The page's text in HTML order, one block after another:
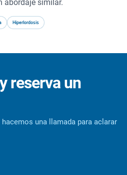
abordaje similar.
Hiperlordosis
reserva un
una llamada para aclarar